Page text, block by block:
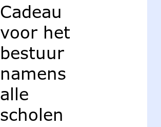
Cadeau
voor het
bestuur
namens
alle
scholen